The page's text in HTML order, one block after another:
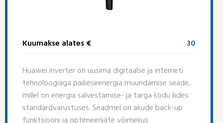
Kuumakse alates € 30
Huawei inverter on uusima digitaalse ja interneti
tehnoloogiaga päikeseenergia muundamise seade,
millel on energia salvestamise- ja targa kodu liides
standardvarustuses. Seadmel on akude back-up
funktsiooni ja optimeerijate võimekus.